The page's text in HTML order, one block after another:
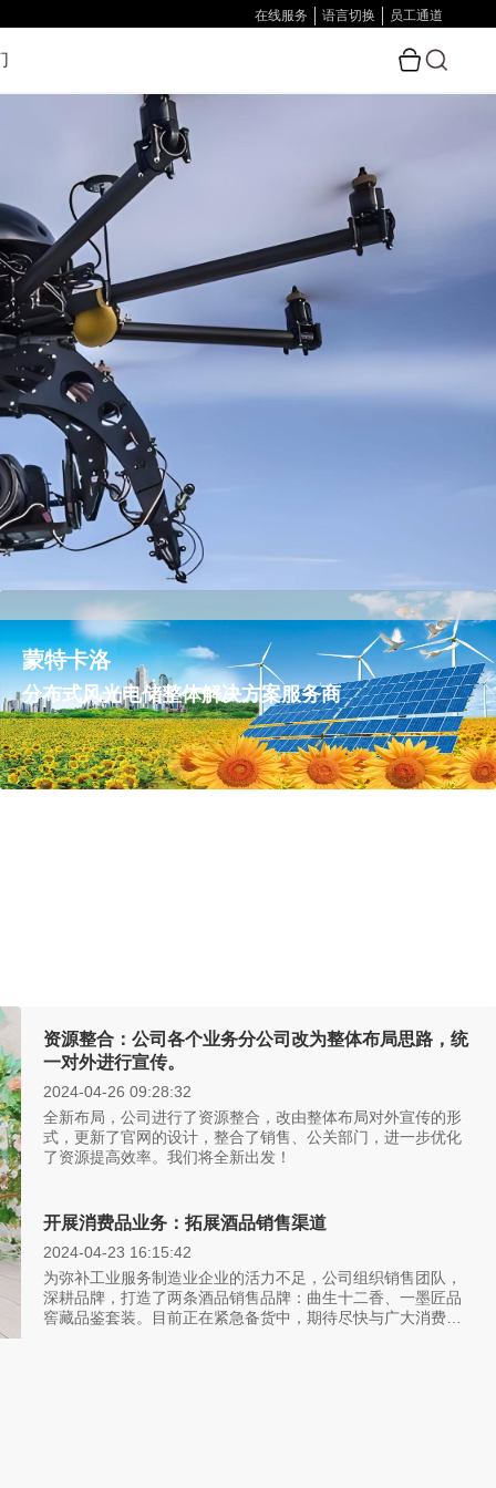
在线服务 语言切换 员工通道
蒙特卡洛
分布式风光电储整体解决方案服务商
资源整合：公司各个业务分公司改为整体布局思路，统
一对外进行宣传。
2024-04-26 09:28:32
全新布局，公司进行了资源整合，改由整体布局对外宣传的形
式，更新了官网的设计，整合了销售、公关部门，进一步优化
了资源提高效率。我们将全新出发！
开展消费品业务：拓展酒品销售渠道
2024-04-23 16:15:42
为弥补工业服务制造业企业的活力不足，公司组织销售团队，
深耕品牌，打造了两条酒品销售品牌：曲生十二香、一墨匠品
窖藏品鉴套装。目前正在紧急备货中，期待尽快与广大消费者